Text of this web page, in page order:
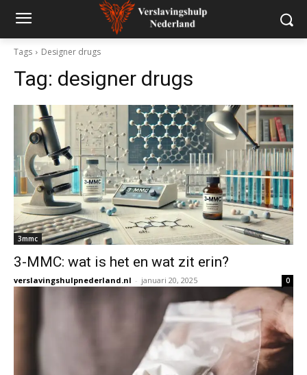
Tags Designer drugs
Tag: designer drugs
3mmc
3-MMC: wat is het en wat zit erin?
verslavingshulpnederland.nl - januari 20, 2025 0